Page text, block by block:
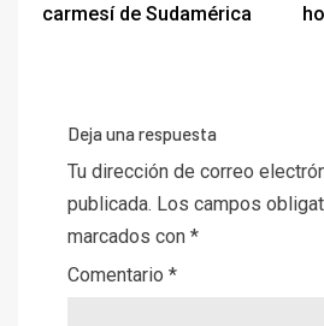
carmesí de Sudamérica
Deja una respuesta
Tu dirección de correo
publicada. Los campos
marcados con *
Comentario *